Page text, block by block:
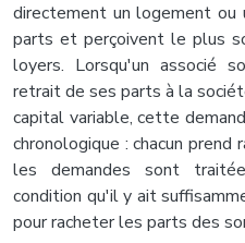
directement un logement ou
parts et perçoivent le plus
loyers. Lorsqu'un associé
retrait de ses parts à la
capital variable, cette
chronologique : chacun
les demandes sont
condition qu'il y ait
pour racheter les parts des